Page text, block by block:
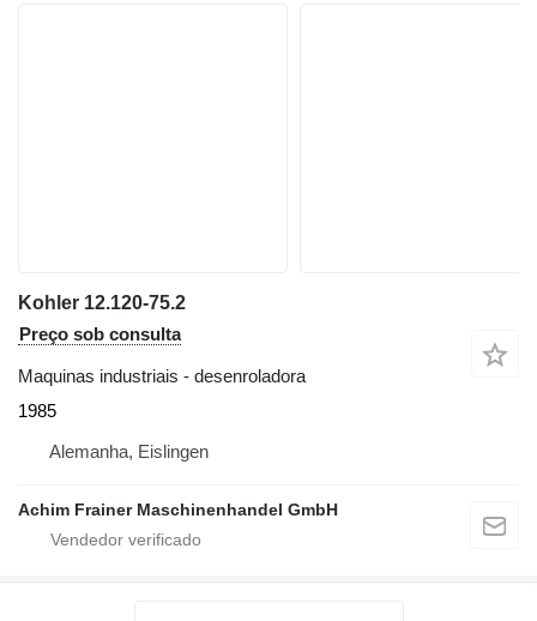
Kohler 12.120-75.2
Preço sob consulta
Maquinas industriais - desenroladora
1985
Alemanha, Eislingen
Achim Frainer Maschinenhandel GmbH